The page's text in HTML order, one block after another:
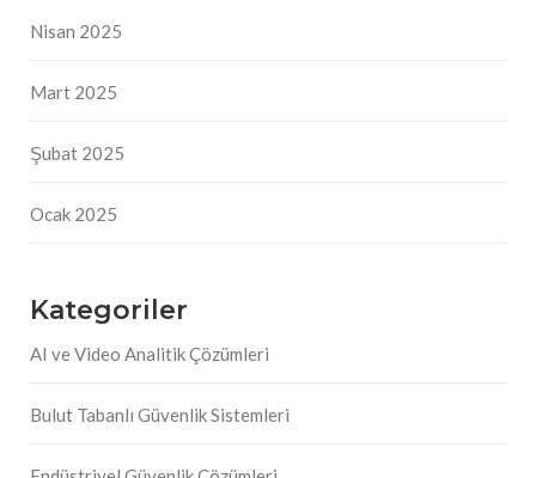
Nisan 2025
Mart 2025
Şubat 2025
Ocak 2025
Kategoriler
AI ve Video Analitik Çözümleri
Bulut Tabanlı Güvenlik Sistemleri